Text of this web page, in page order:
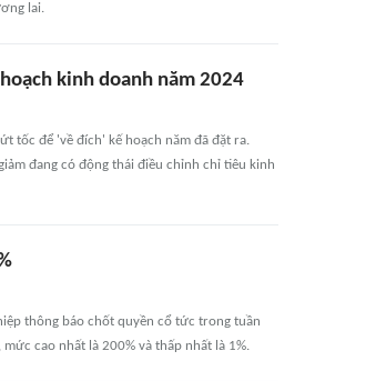
lai.
kinh doanh năm 2024
tốc để 'về đích' kế hoạch năm đã đặt ra.
đang có động thái điều chỉnh chỉ tiêu kinh
thông báo chốt quyền cổ tức trong tuần
cao nhất là 200% và thấp nhất là 1%.